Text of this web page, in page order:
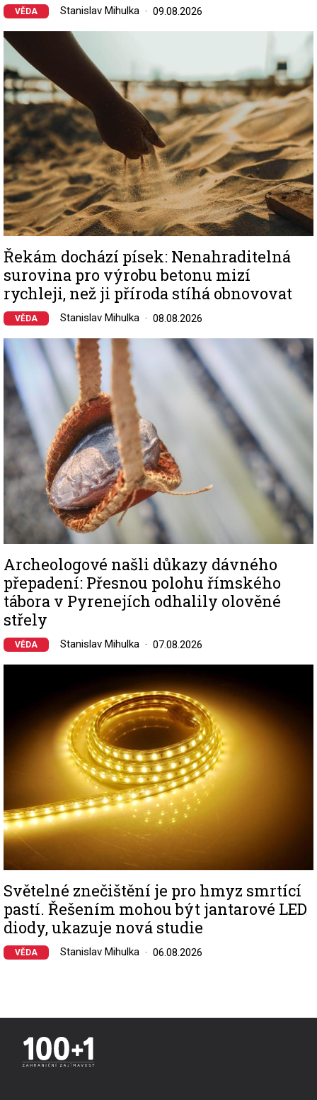
VĚDA Stanislav Mihulka 09.08.2026
Image
Řekám dochází písek: Nenahraditelná
surovina pro výrobu betonu mizí
rychleji, než ji příroda stíhá obnovovat
VĚDA Stanislav Mihulka 08.08.2026
Image
Archeologové našli důkazy dávného
přepadení: Přesnou polohu římského
tábora v Pyrenejích odhalily olověné
střely
VĚDA Stanislav Mihulka 07.08.2026
Světelné znečištění je pro hmyz smrtící
pastí. Řešením mohou být jantarové LED
diody, ukazuje nová studie
VĚDA Stanislav Mihulka 06.08.2026